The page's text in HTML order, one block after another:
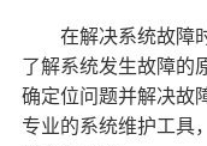
在解决系统故障
了解系统发生故障
确定位问题并解决故
专业的系统维护工具